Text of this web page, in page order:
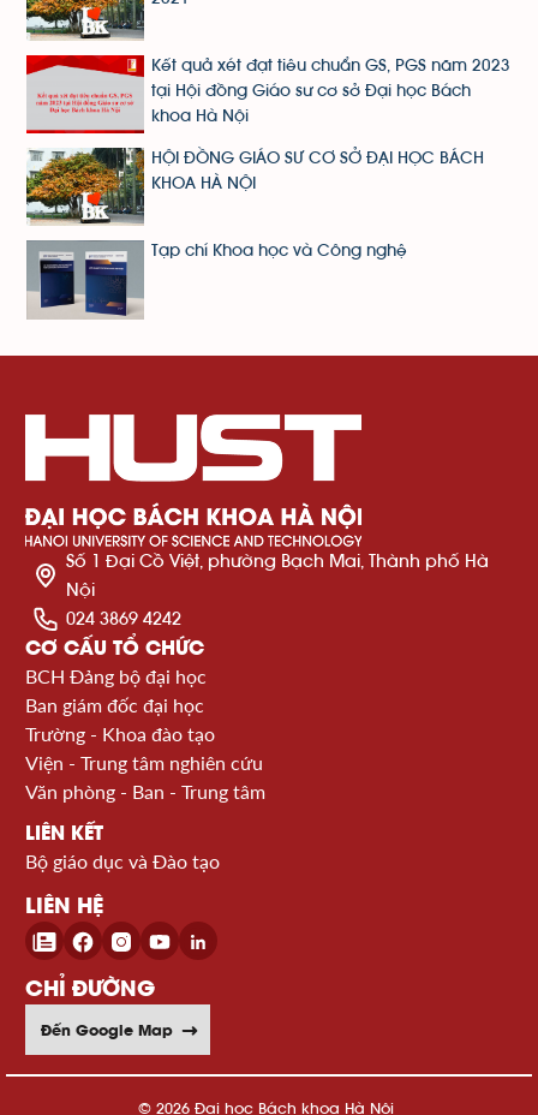
Kết quả xét đạt tiêu chuẩn GS, PGS năm 2023
tại Hội đồng Giáo sư cơ sở Đại học Bách
khoa Hà Nội
HỘI ĐỒNG GIÁO SƯ CƠ SỞ ĐẠI HỌC BÁCH
KHOA HÀ NỘI
Tạp chí Khoa học và Công nghệ
Số 1 Đại Cồ Việt, phường Bạch Mai, Thành phố Hà
Nội
024 3869 4242
CƠ CẤU TỔ CHỨC
BCH Đảng bộ đại học
Ban giám đốc đại học
Trường - Khoa đào tạo
Viện - Trung tâm nghiên cứu
Văn phòng - Ban - Trung tâm
LIÊN KẾT
Bộ giáo dục và Đào tạo
LIÊN HỆ
CHỈ ĐƯỜNG
Đến Google Map
© 2026 Đại học Bách khoa Hà Nội